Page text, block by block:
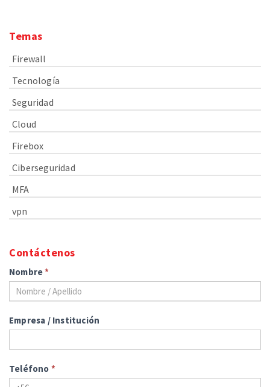
Temas
Firewall
Tecnología
Seguridad
Cloud
Firebox
Ciberseguridad
MFA
vpn
Contáctenos
Nombre*
Empresa / Institución
Teléfono *